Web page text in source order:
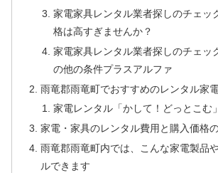
家電家具レンタル業者探しのチェ
格は高すぎませんか？
家電家具レンタル業者探しのチェ
の他の条件プラスアルファ
雨竜郡雨竜町でおすすめのレンタル家
家電レンタル「かして！どっとこむ
家電・家具のレンタル費用と購入価格
雨竜郡雨竜町内では、こんな家電製品
ルできます